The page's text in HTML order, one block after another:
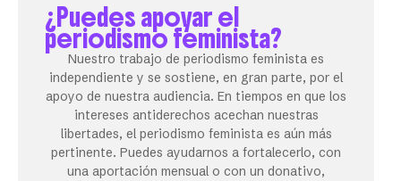
¿Puedes apoyar el
periodismo feminista?
Nuestro trabajo de periodismo feminista es
independiente y se sostiene, en gran parte, por el
apoyo de nuestra audiencia. En tiempos en que los
intereses antiderechos acechan nuestras
libertades, el periodismo feminista es aún más
pertinente. Puedes ayudarnos a fortalecerlo, con
una aportación mensual o con un donativo,